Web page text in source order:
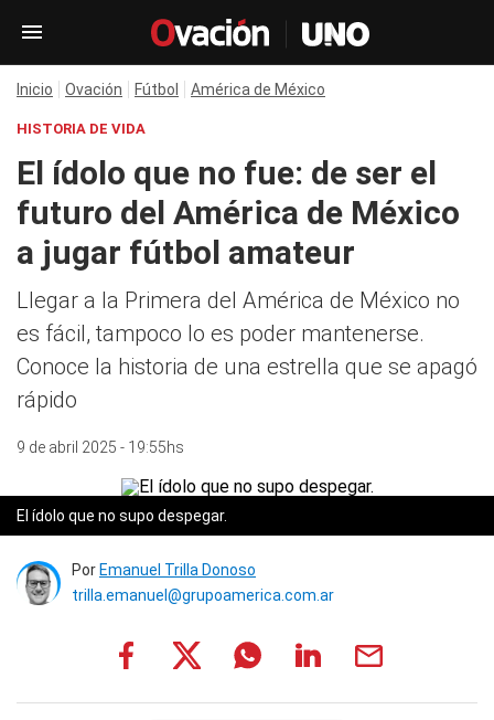
Inicio Ovación Fútbol América de México
HISTORIA DE VIDA
El ídolo que no fue: de ser el
futuro del América de México
a jugar fútbol amateur
Llegar a la Primera del América de México no
es fácil, tampoco lo es poder mantenerse.
Conoce la historia de una estrella que se apagó
rápido
9 de abril 2025 - 19:55hs
El ídolo que no supo despegar.
Por Emanuel Trilla Donoso
trilla.emanuel@grupoamerica.com.ar